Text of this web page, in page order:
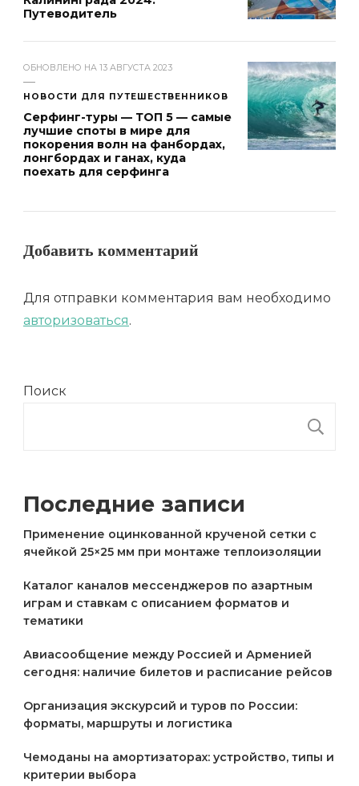
Путеводитель
ОБНОВЛЕНО НА 13 АВГУСТА 2023
НОВОСТИ ДЛЯ ПУТЕШЕСТВЕННИКОВ
Серфинг-туры — ТОП 5 — самые
лучшие споты в мире для
покорения волн на фанбордах,
лонгбордах и ганах, куда
поехать для серфинга
Добавить комментарий
Для отправки комментария вам необходимо
авторизоваться.
Поиск
Последние записи
Применение оцинкованной крученой сетки с
ячейкой 25×25 мм при монтаже теплоизоляции
Каталог каналов мессенджеров по азартным
играм и ставкам с описанием форматов и
тематики
Авиасообщение между Россией и Арменией
сегодня: наличие билетов и расписание рейсов
Организация экскурсий и туров по России:
форматы, маршруты и логистика
Чемоданы на амортизаторах: устройство, типы и
критерии выбора